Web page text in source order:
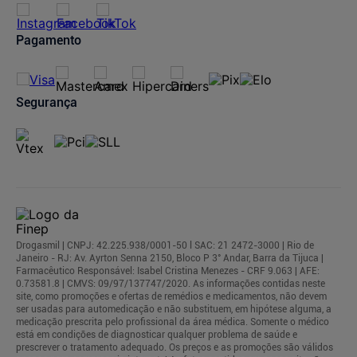
Regulamentos
Pagamento
Segurança
Drogasmil | CNPJ: 42.225.938/0001-50 l SAC: 21 2472-3000 | Rio de
Janeiro - RJ: Av. Ayrton Senna 2150, Bloco P 3° Andar, Barra da Tijuca |
Farmacêutico Responsável: Isabel Cristina Menezes - CRF 9.063 | AFE:
0.73581.8 | CMVS: 09/97/137747/2020. As informações contidas neste
site, como promoções e ofertas de remédios e medicamentos, não devem
ser usadas para automedicação e não substituem, em hipótese alguma, a
medicação prescrita pelo profissional da área médica. Somente o médico
está em condições de diagnosticar qualquer problema de saúde e
prescrever o tratamento adequado. Os preços e as promoções são válidos